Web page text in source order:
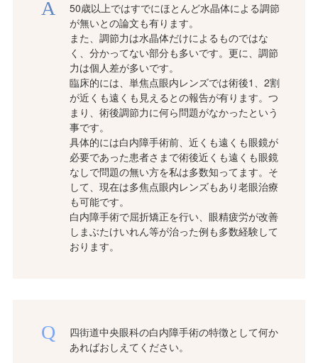
50歳以上ではすでにほとんど水晶体による調節
が無いとの論文も有ります。
また、調節力は水晶体だけによるものではな
く、分かってない部分も多いです。更に、調節
力は個人差が多いです。
臨床的には、単焦点眼内レンズでは術後1、2割
が近くも遠くも見えるとの報告が有ります。つ
まり、術後調節力に何ら問題がなかったという
事です。
具体的には白内障手術前、近くも遠くも眼鏡が
必要であった患者さまで術後近くも遠くも眼鏡
なしで問題の無い方を私は多数知ってます。そ
して、現在は多焦点眼内レンズもあり老眼治療
も可能です。
白内障手術で屈折矯正を行い、眼精疲労が改善
しまぶたけいれん等が治った例も多数経験して
おります。
四街道中央眼科の白内障手術の特徴として何か
あればおしえてください。